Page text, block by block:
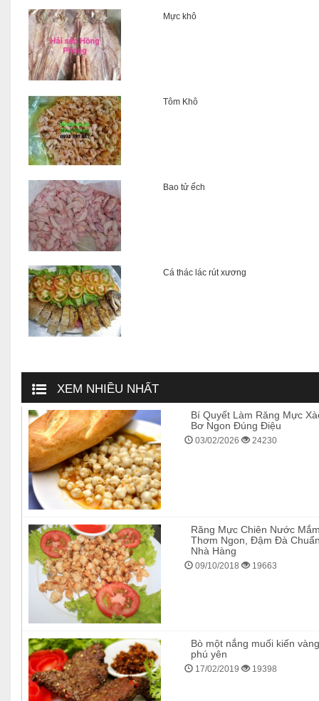
Mực khô
Tôm Khô
Bao tử ếch
Cá thác lác rút xương
XEM NHIỀU NHẤT
Bí Quyết Làm Răng Mực
Bơ Ngon Đúng Điệu
03/02/2026 24230
Răng Mực Chiên Nước
Thơm Ngon, Đậm Đà
Nhà Hàng
09/10/2018 19663
Bò một nắng muối kiến vàng
phú yên
17/02/2019 19398